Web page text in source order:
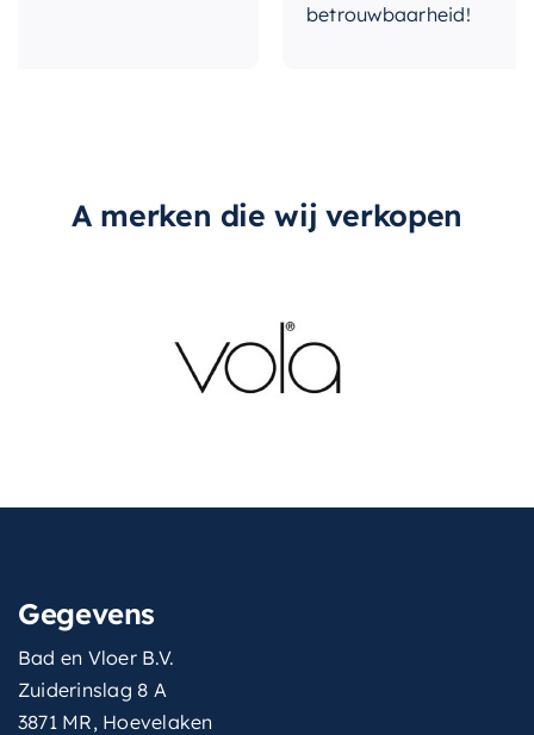
betrouwbaarheid!
A merken die wij verkopen
Gegevens
Bad en Vloer B.V.
Zuiderinslag 8 A
3871 MR, Hoevelaken